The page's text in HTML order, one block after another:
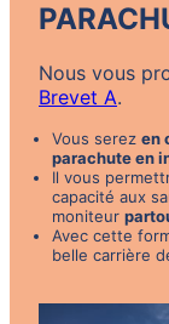
Nous vous
Brevet A.
Vous serez en
parachute en
Il vous
capacité aux
moniteur
Avec cette
belle carrière